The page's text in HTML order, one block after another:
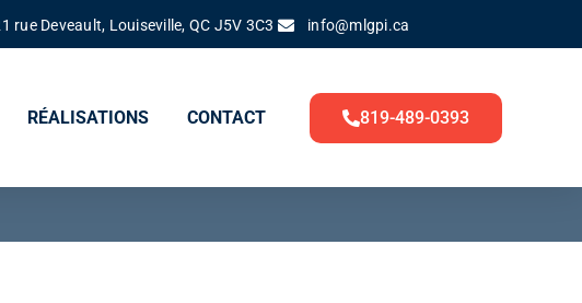
rue Deveault, Louiseville, QC J5V 3C3 info@mlgpi.ca
RÉALISATIONS CONTACT 819-489-0393